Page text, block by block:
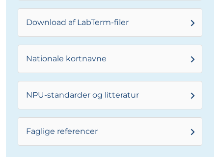
Download af LabTerm-filer
Nationale kortnavne
NPU-standarder og litteratur
Faglige referencer